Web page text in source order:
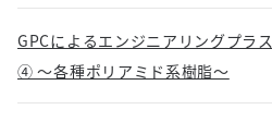
GPCによるエンジニアリングプラ
④ ～各種ポリアミド系樹脂～